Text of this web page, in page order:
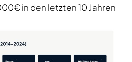
in den letzten 10 Jahren